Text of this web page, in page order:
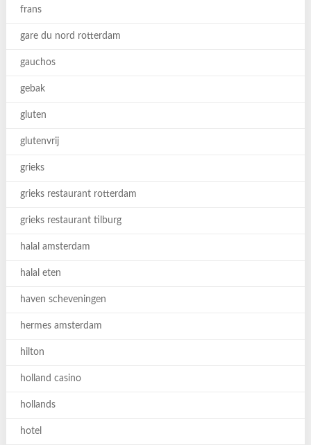
frans
gare du nord rotterdam
gauchos
gebak
gluten
glutenvrij
grieks
grieks restaurant rotterdam
grieks restaurant tilburg
halal amsterdam
halal eten
haven scheveningen
hermes amsterdam
hilton
holland casino
hollands
hotel